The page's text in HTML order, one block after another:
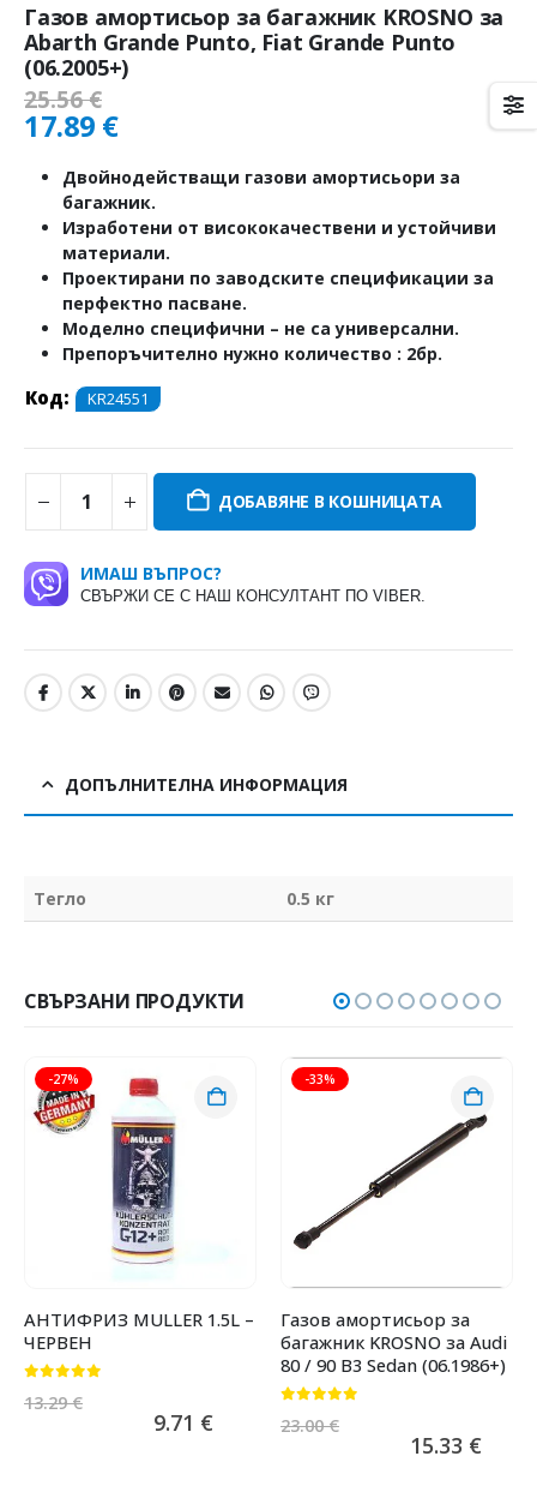
Газов амортисьор за багажник KROSNO за
Abarth Grande Punto, Fiat Grande Punto
(06.2005+)
25.56€
17.89 €
Двойнодействащи газови амортисьори за
багажник.
Изработени от висококачествени и устойчиви
материали.
Проектирани по заводските спецификации за
перфектно пасване.
Моделно специфични – не са универсални.
Препоръчително нужно количество : 2бр.
Код: KR24551
ДОБАВЯНЕ В КОШНИЦАТА
ИМАШ ВЪПРОС?
СВЪРЖИ СЕ С НАШ КОНСУЛТАНТ ПО VIBER.
ДОПЪЛНИТЕЛНА ИНФОРМАЦИЯ
Тегло 0.5 кг
СВЪРЗАНИ ПРОДУКТИ
-27%
АНТИФРИЗ MULLER 1.5L –
ЧЕРВЕН
13.29€
9.71 €
-33%
Газов амортисьор за
багажник KROSNO за Audi
80 / 90 B3 Sedan (06.1986+)
23.00€
15.33 €